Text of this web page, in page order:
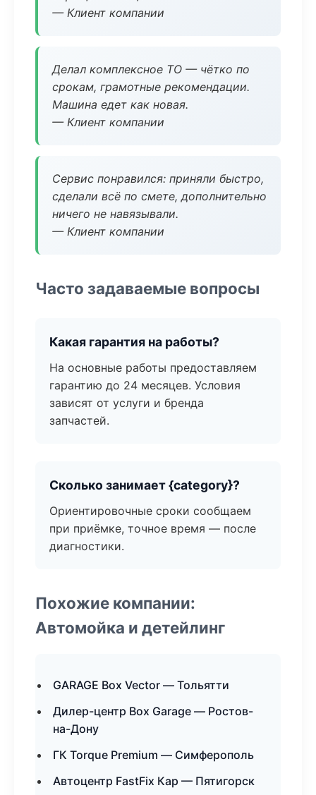
— Клиент компании
Делал комплексное ТО — чётко по
срокам, грамотные рекомендации.
Машина едет как новая.
— Клиент компании
Сервис понравился: приняли быстро,
сделали всё по смете, дополнительно
ничего не навязывали.
— Клиент компании
Часто задаваемые вопросы
Какая гарантия на работы?
На основные работы предоставляем
гарантию до 24 месяцев. Условия
зависят от услуги и бренда
запчастей.
Сколько занимает {category}?
Ориентировочные сроки сообщаем
при приёмке, точное время — после
диагностики.
Похожие компании:
Автомойка и детейлинг
GARAGE Box Vector — Тольятти
Дилер-центр Box Garage — Ростов-
на-Дону
ГК Torque Premium — Симферополь
Автоцентр FastFix Кар — Пятигорск